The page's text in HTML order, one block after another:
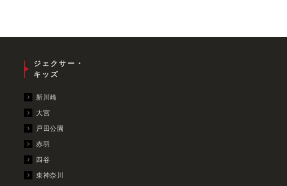
ジェクサー・
キッズ
新川崎
大宮
戸田公園
赤羽
四谷
東神奈川